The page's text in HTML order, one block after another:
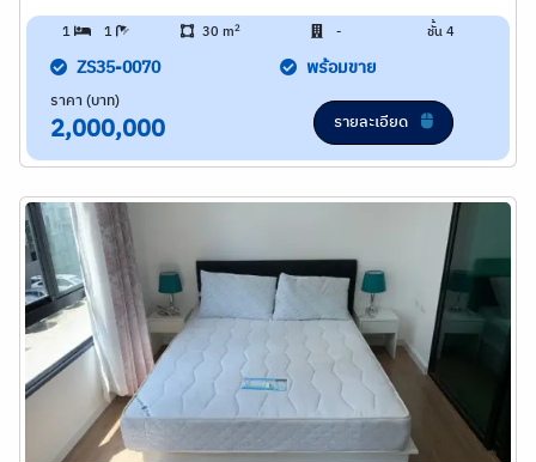
1 1 30 m2 - ชั้น 4
ZS35-0070 พร้อมขาย
ราคา (บาท)
2,000,000 รายละเอียด